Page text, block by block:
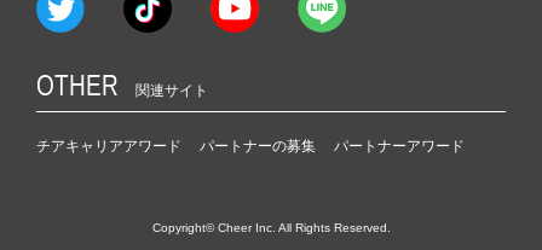
OTHER 関連サイト
チアキャリアアワード パートナーの募集 パートナーアワード
Copyright© Cheer Inc. All Rights Reserved.